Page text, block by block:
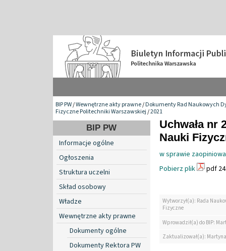
BIP PW/Wewnętrzne akty prawne/Dokumenty Rad Naukowych
Fizyczne Politechniki Warszawskiej/2021
BIP PW
Informacje ogólne
Ogłoszenia
Struktura uczelni
Skład osobowy
Władze
Wewnętrzne akty prawne
Dokumenty ogólne
Dokumenty Rektora PW
Uchwała nr
Nauki
w sprawie
Pobierz plik
pdf
Wytworzył(a): Rada
Fizyczne
Wprowadził(a) do BIP:
Zaktualizował(a):